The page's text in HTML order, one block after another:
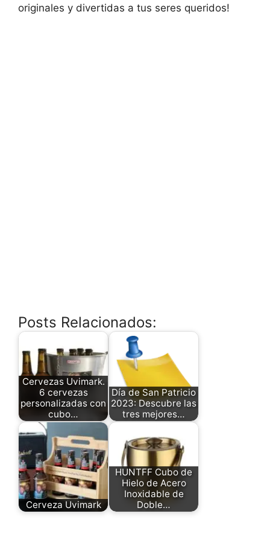
originales y divertidas a tus seres queridos!
Posts Relacionados:
Cervezas Uvimark.
6 cervezas
personalizadas con
cubo…
Día de San Patricio
2023: Descubre las
tres mejores…
Cerveza Uvimark
HUNTFF Cubo de
Hielo de Acero
Inoxidable de
Doble…